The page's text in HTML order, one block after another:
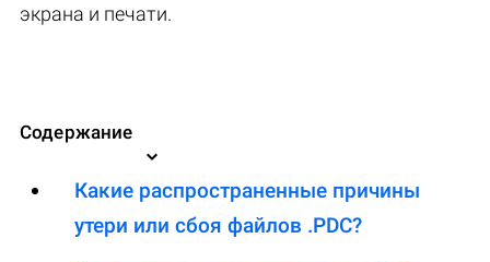
экрана и печати.
Содержание
Какие распространенные причины
утери или сбоя файлов .PDC?